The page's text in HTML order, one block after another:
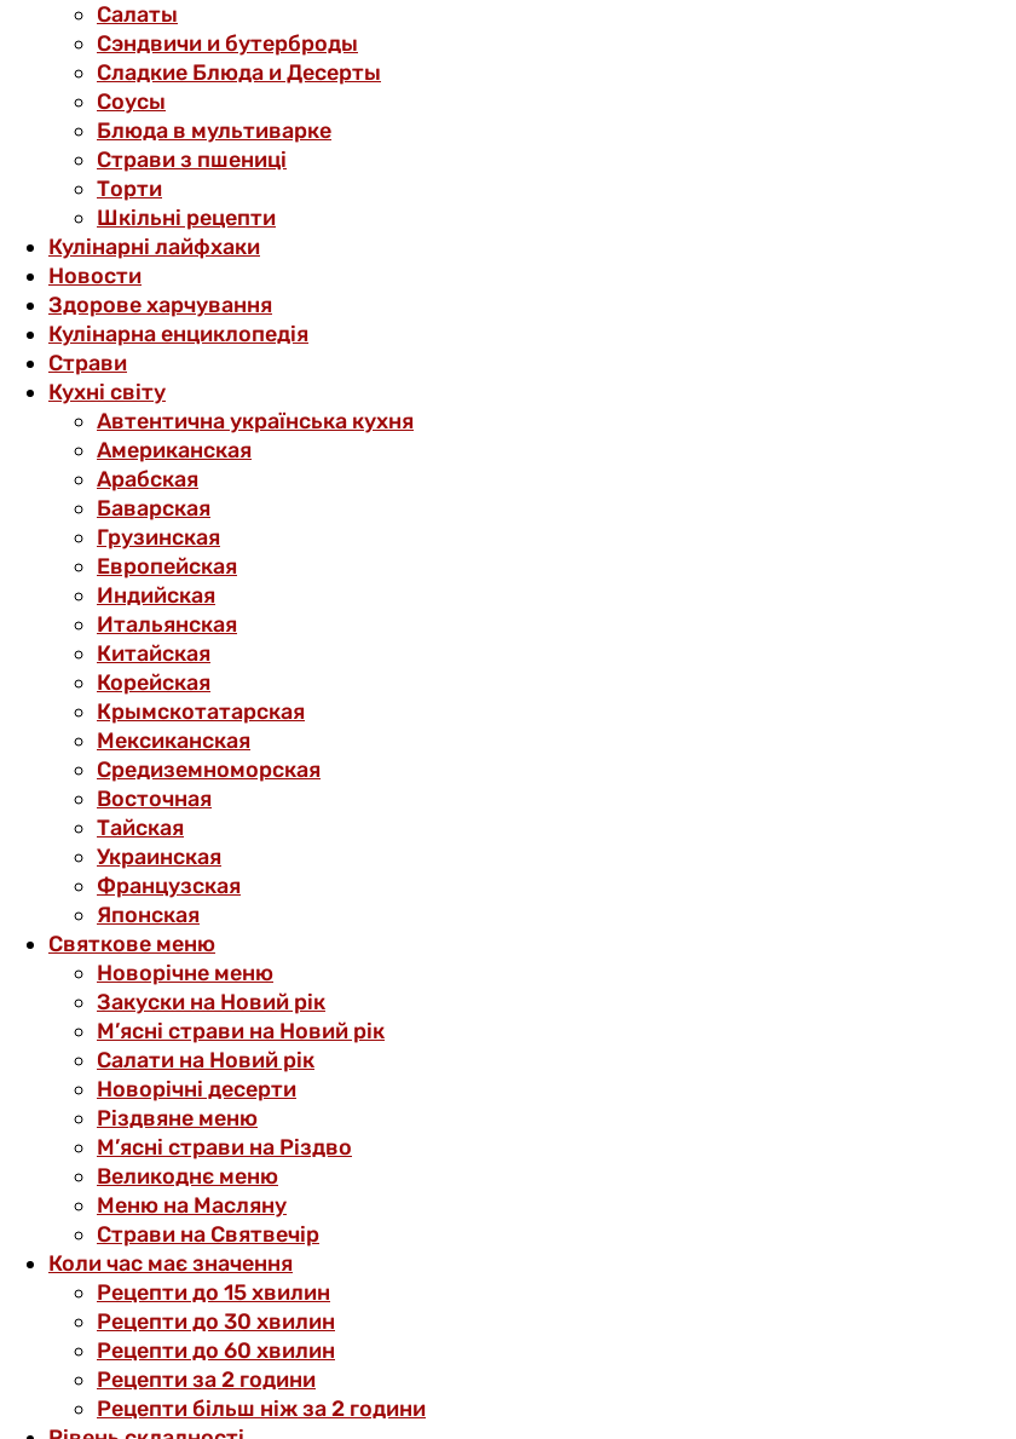
Салаты
Сэндвичи и бутерброды
Сладкие Блюда и Десерты
Соусы
Блюда в мультиварке
Страви з пшениці
Торти
Шкільні рецепти
Кулінарні лайфхаки
Новости
Здорове харчування
Кулінарна енциклопедія
Страви
Кухні світу
Автентична українська кухня
Американская
Арабская
Баварская
Грузинская
Европейская
Индийская
Итальянская
Китайская
Корейская
Крымскотатарская
Мексиканская
Средиземноморская
Восточная
Тайская
Украинская
Французская
Японская
Святкове меню
Новорічне меню
Закуски на Новий рік
М’ясні страви на Новий рік
Салати на Новий рік
Новорічні десерти
Різдвяне меню
М’ясні страви на Різдво
Великоднє меню
Меню на Масляну
Страви на Святвечір
Коли час має значення
Рецепти до 15 хвилин
Рецепти до 30 хвилин
Рецепти до 60 хвилин
Рецепти за 2 години
Рецепти більш ніж за 2 години